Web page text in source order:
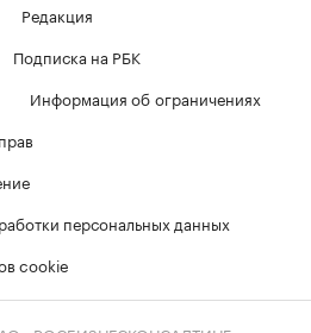
Редакция
Подписка на РБК
Информация об ограничениях
персональных данных
cookie